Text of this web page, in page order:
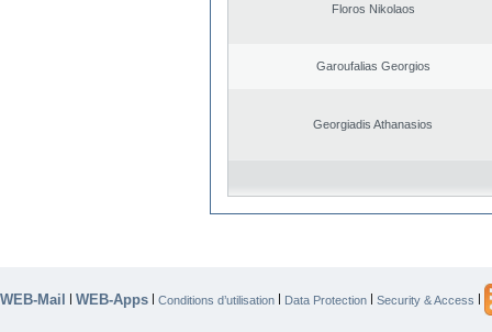
Floros Nikolaos
Garoufalias Georgios
Georgiadis Athanasios
WEB-Mail | WEB-Apps | Conditions d’utilisation | Data Protection | Security & Access |